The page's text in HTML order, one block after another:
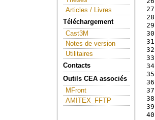
Articles / Livres
Téléchargement
Cast3M
Notes de version
Utilitaires
Contacts
Outils CEA associés
MFront
AMITEX_FFTP